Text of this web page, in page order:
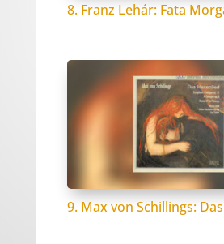
8. Franz Lehár: Fata
9. Max von Schillings: